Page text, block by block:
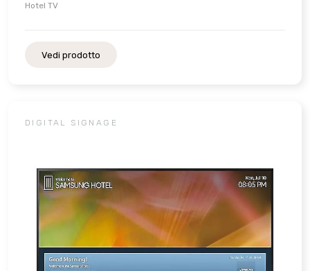
Hotel TV
Vedi prodotto
DIGITAL SIGNAGE